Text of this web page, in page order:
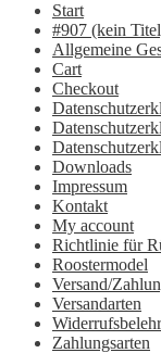
Start
#907 (kein
Allgemeine
Cart
Checkout
Downloads
Impressum
Kontakt
My account
Richtlinie für
Roostermodel
Versand/
Versandarten
Zahlungsarten